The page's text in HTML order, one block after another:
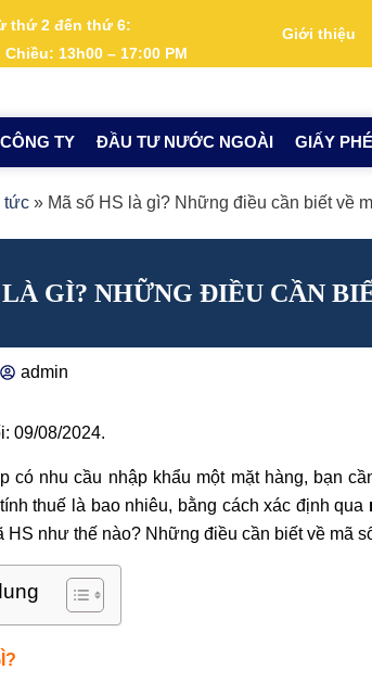
thứ 2 đến thứ 6:
13h00 – 17:00 PM
Giới thiệu
TY ĐẦU TƯ NƯỚC NGOÀI GIẤY
tức » Mã số HS là gì? Những điều cần biết về
GÌ? NHỮNG ĐIỀU CẦN
admin
09/08/2024.
có nhu cầu nhập khẩu một mặt hàng, bạn
thuế là bao nhiêu, bằng cách xác định qua
HS như thế nào? Những điều cần biết về mã